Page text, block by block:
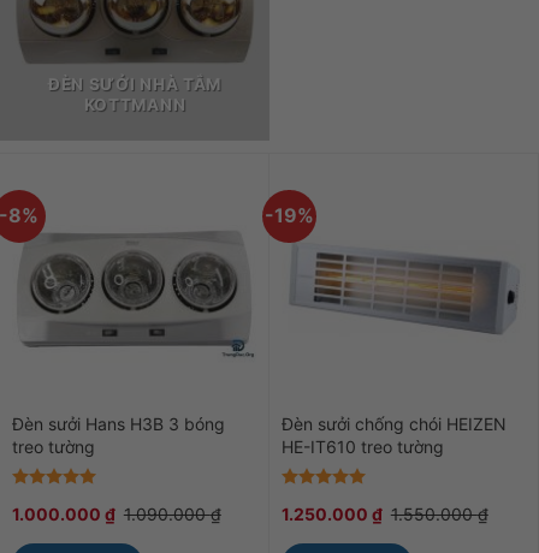
ĐÈN SƯỞI NHÀ TẮM
KOTTMANN
-8%
Đèn sưởi Hans H3B 3 bóng
treo tường
hạng55
1.000.000 ₫ 1.090.000₫
-19%
Đèn sưởi chống chói HEIZEN
HE-IT610 treo tường
hạng55
1.250.000 ₫ 1.550.000₫